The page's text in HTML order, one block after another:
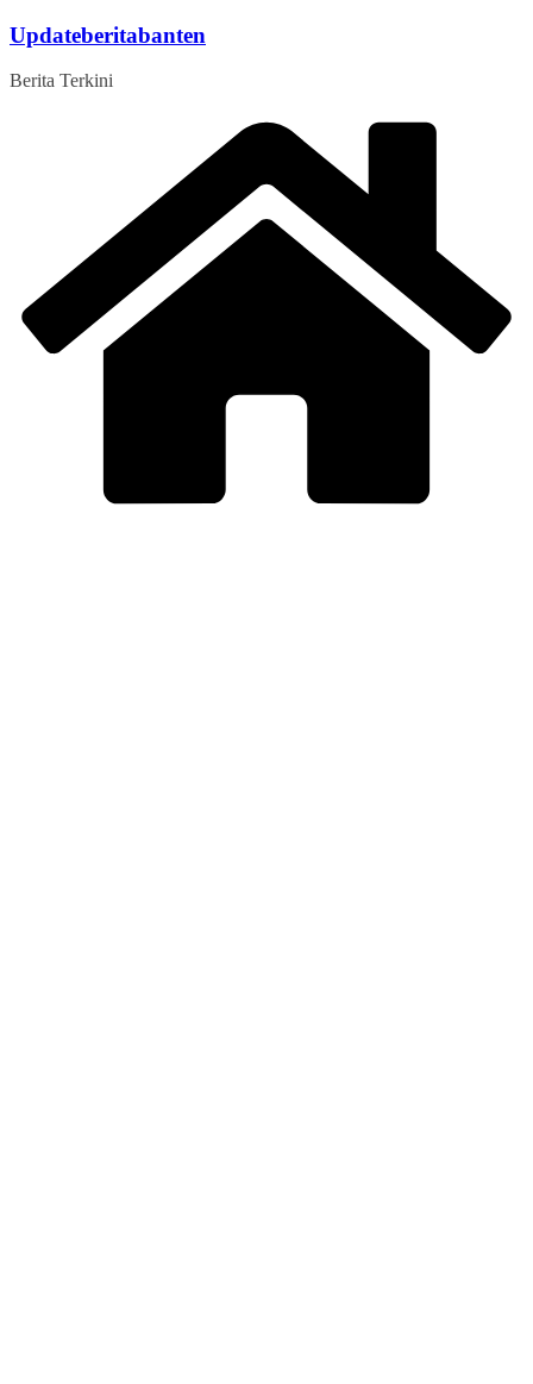
Skip
content
Updateberitabanten
Berita Terkini